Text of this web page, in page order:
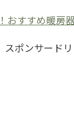
おすすめ暖房
スポンサード